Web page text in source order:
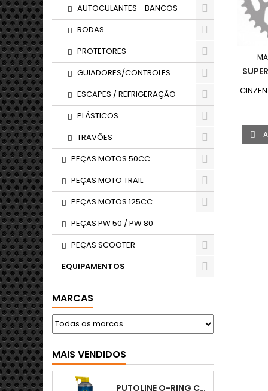
AUTOCULANTES - BANCOS
RODAS
PROTETORES
GUIADORES/CONTROLES
ESCAPES / REFRIGERAÇÃO
PLÁSTICOS
TRAVÕES
PEÇAS MOTOS 50CC
PEÇAS MOTO TRAIL
PEÇAS MOTOS 125CC
PEÇAS PW 50 / PW 80
PEÇAS SCOOTER
EQUIPAMENTOS
MARCAS
MAIS VENDIDOS
PUTOLINE O-RING CHAIN LUBE - SPRAY CORRENTE - 0,5 LT
